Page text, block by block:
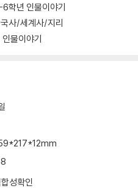
학년 인물이야기
사/세계사/지리
인물이야기
성확인